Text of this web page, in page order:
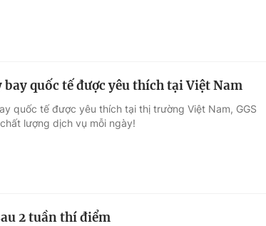
quốc tế được yêu thích tại Việt Nam
quốc tế được yêu thích tại thị trường Việt Nam, GGS
lượng dịch vụ mỗi ngày!
2 tuần thí điểm